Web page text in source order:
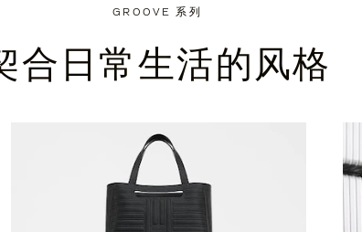
GROOVE 系列
合日常生活的风格